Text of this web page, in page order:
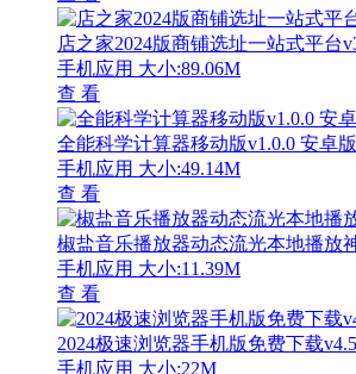
店之家2024版商铺选址一站式平台
手机应用 大小:89.06M
查 看
全能科学计算器移动版v1.0.0 安卓版
手机应用 大小:49.14M
查 看
椒盐音乐播放器动态流光本地播放
手机应用 大小:11.39M
查 看
2024极速浏览器手机版免费下载
手机应用 大小:22M